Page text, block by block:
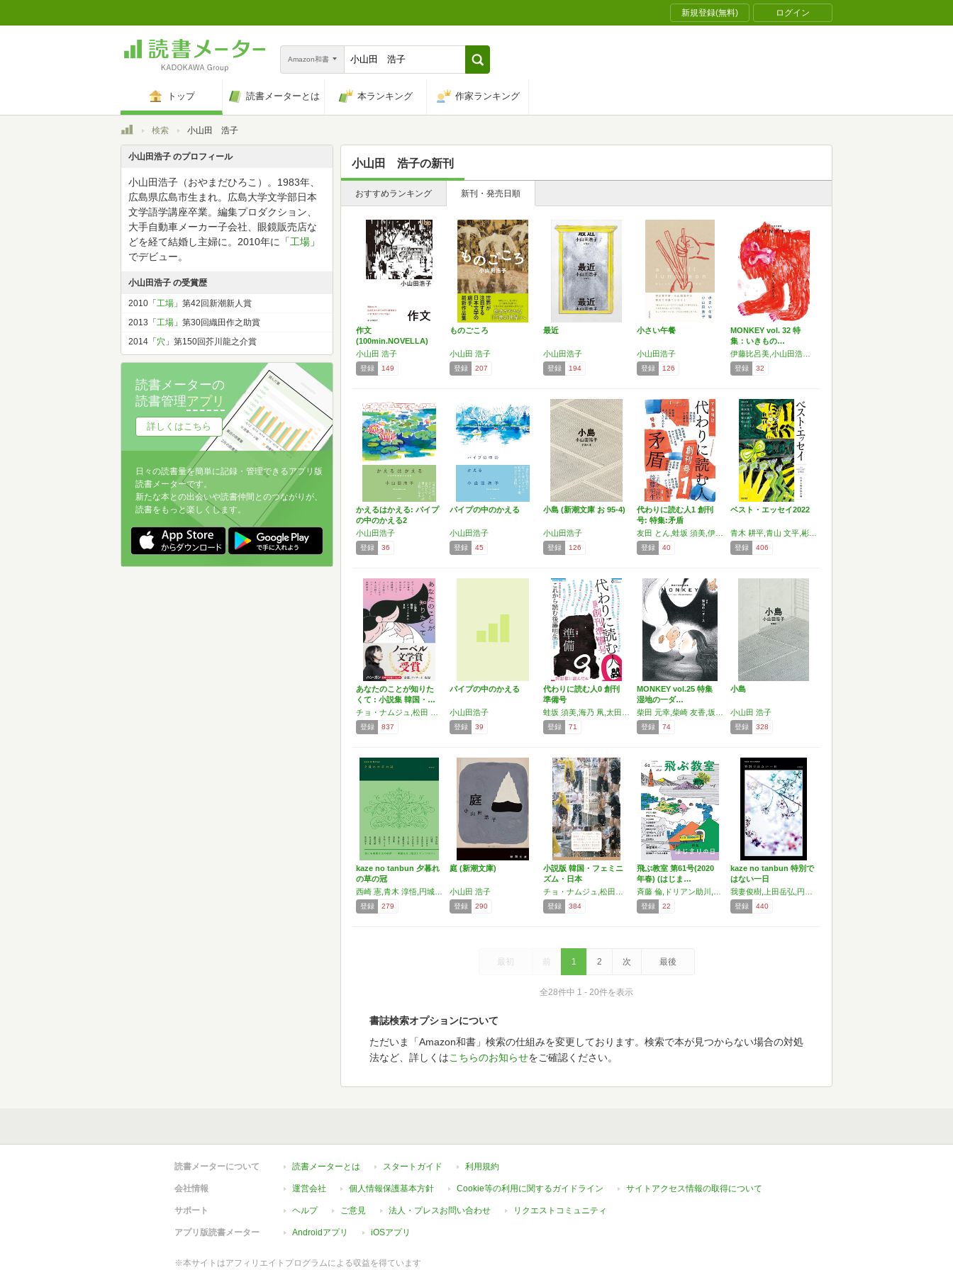
新規登録(無料) ログイン
Amazon和書
トップ 読書メーターとは 本ランキング 作家ランキング
トップ検索 小山田 浩子
小山田 浩子の新刊
おすすめランキング 新刊・発売日順
作文
(100min.NOVELLA)
小山田 浩子
登録 149
ものごころ
小山田 浩子
登録 207
最近
小山田浩子
登録 194
小さい午餐
小山田浩子
登録 126
MONKEY vol. 32 特
集：いきもの…
登録 32
かえるはかえる: パイプ
の中のかえる2
小山田浩子
登録 36
パイプの中のかえる
小山田浩子
登録 45
小島 (新潮文庫 お 95-4)
小山田浩子
登録 126
代わりに読む人1 創刊
号: 特集:矛盾
登録 40
ベスト・エッセイ2022
登録 406
あなたのことが知りた
くて : 小説集 韓国・…
登録 837
パイプの中のかえる
小山田浩子
登録 39
代わりに読む人0 創刊
準備号
登録 71
MONKEY vol.25 特集
湿地の一ダ…
登録 74
小島
小山田 浩子
登録 328
kaze no tanbun 夕暮れ
の草の冠
登録 279
庭 (新潮文庫)
小山田 浩子
登録 290
小説版 韓国・フェミニ
ズム・日本
登録 384
飛ぶ教室 第61号(2020
年春) (はじま…
登録 22
kaze no tanbun 特別で
はない一日
登録 440
最初 前 1 2 次 最後
全28件中 1 - 20件を表示
書誌検索オプションについて
ただいま「Amazon和書」検索の仕組みを変更しております。検索で本が見つからない場合の対処
法など、詳しくはこちらのお知らせをご確認ください。
小山田浩子 のプロフィール
小山田浩子（おやまだひろこ）。1983年、
広島県広島市生まれ。広島大学文学部日本
文学語学講座卒業。編集プロダクション、
大手自動車メーカー子会社、眼鏡販売店な
どを経て結婚し主婦に。2010年に「工場 」
でデビュー。
小山田浩子 の受賞歴
2010「 工場 」第42回新潮新人賞
2013「 工場 」第30回織田作之助賞
2014「 穴 」第150回芥川龍之介賞
読書メーターの
読書管理アプリ
詳しくはこちら
日々の読書量を簡単に記録・管理できるアプリ版
読書メーターです。
新たな本との出会いや読書仲間とのつながりが、
読書をもっと楽しくします。
読書メーターについて 読書メーターとは スタートガイド 利用規約
会社情報 運営会社 個人情報保護基本方針 Cookie等の利用に関するガイドライン サイトアクセス情報の取得について
サポート ヘルプ ご意見 法人・プレスお問い合わせ リクエストコミュニティ
アプリ版読書メーター Androidアプリ iOSアプリ
※本サイトはアフィリエイトプログラムによる収益を得ています